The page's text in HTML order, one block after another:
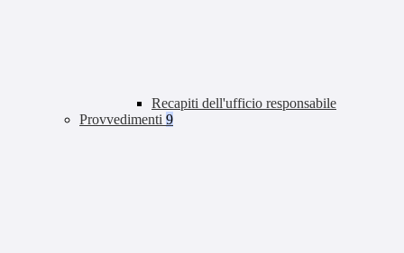
Recapiti dell'ufficio responsabile
Provvedimenti 9